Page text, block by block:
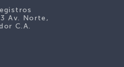
Av. Norte,
C.A.